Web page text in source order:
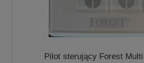
Pilot sterujący Forest Multi